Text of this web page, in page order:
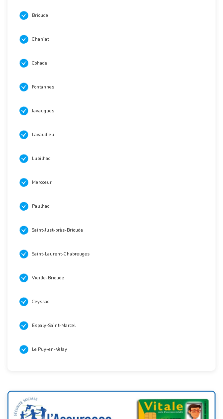
Brioude
Chaniat
Cohade
Fontannes
Javaugues
Lavaudieu
Lubilhac
Mercoeur
Paulhac
Saint-Just-près-Brioude
Saint-Laurent-Chabreuges
Vieille-Brioude
Ceyssac
Espaly-Saint-Marcel
Le Puy-en-Velay